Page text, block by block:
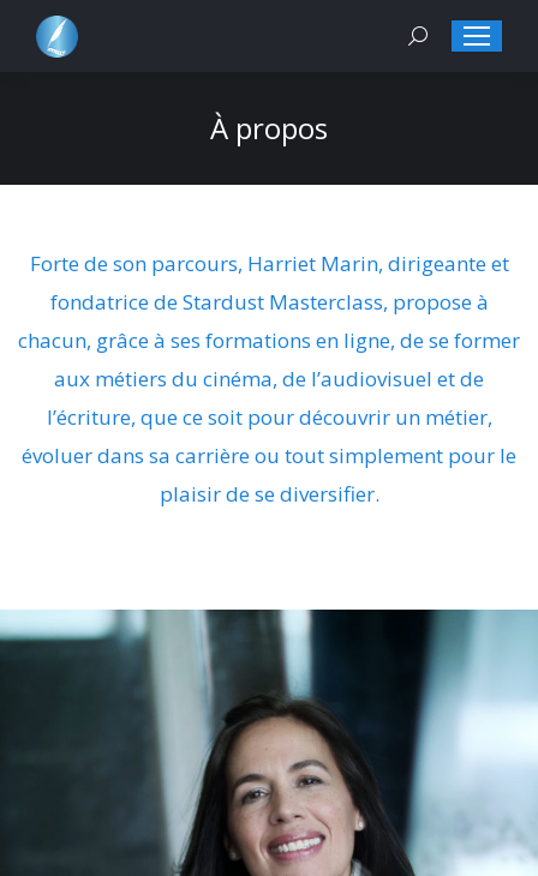
Search:
À propos
Forte de son parcours, Harriet Marin, dirigeante et
fondatrice de Stardust Masterclass, propose à
chacun, grâce à ses formations en ligne, de se former
aux métiers du cinéma, de l’audiovisuel et de
l’écriture, que ce soit pour découvrir un métier,
évoluer dans sa carrière ou tout simplement pour le
plaisir de se diversifier.